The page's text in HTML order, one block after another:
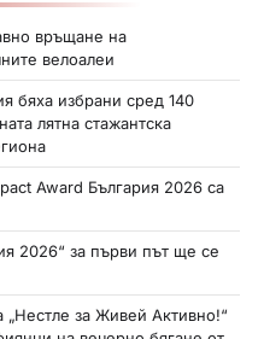
връщане на
велоалеи
бяха избрани сред 140
лятна стажантска
Award България 2026 са
2026“ за първи път ще се
„Нестле за Живей Активно!“